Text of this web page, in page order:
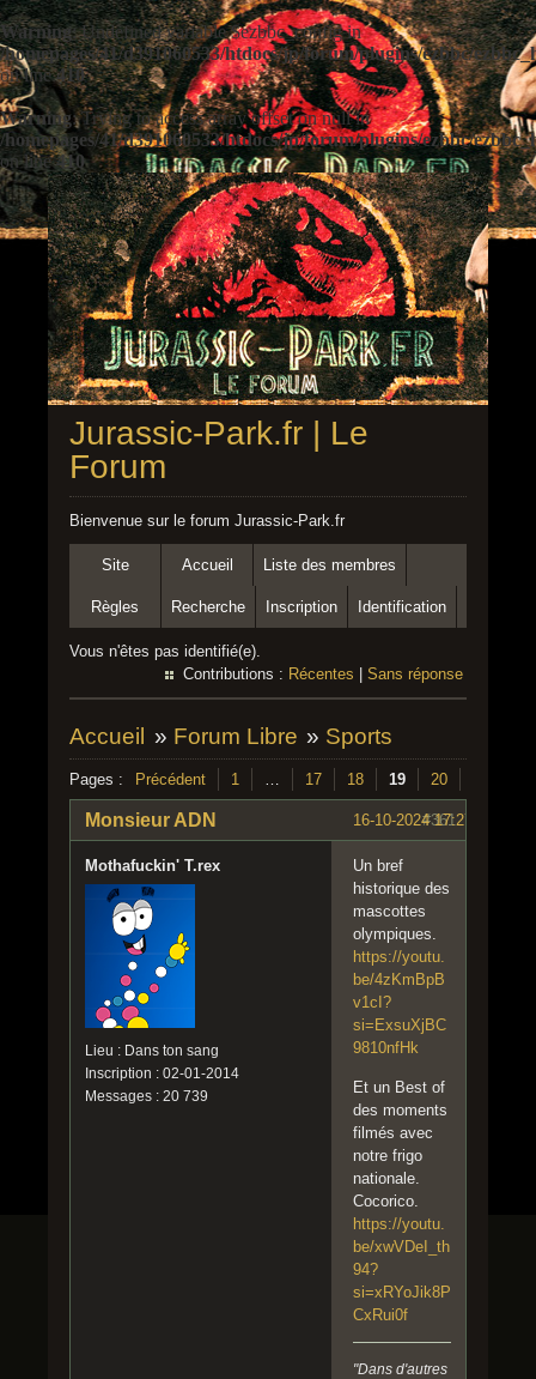
Warning: Undefined variable $ezbbc_config in
/homepages/41/d391060533/htdocs/jp/forum/plugins/ezbbc/
on line410
Warning: Trying to access array offset on null in
/homepages/41/d391060533/htdocs/jp/forum/plugins/ezbbc/
on line410
Jurassic-Park.fr | Le
Forum
Bienvenue sur le forum Jurassic-Park.fr
Site Accueil Liste des membres
Règles Recherche Inscription Identification
Vous n'êtes pas identifié(e).
Contributions : Récentes Sans réponse
Accueil » Forum Libre » Sports
Pages : Précédent 1 … 17 18 19 20
#361
16-10-2024 17:27:44
Monsieur ADN
Mothafuckin' T.rex
Lieu : Dans ton sang
Inscription : 02-01-2014
Messages : 20 739
Un bref
historique des
mascottes
olympiques.
https://youtu.
be/4zKmBpB
v1cI?
si=ExsuXjBC
9810nfHk
Et un Best of
des moments
filmés avec
notre frigo
nationale.
Cocorico.
https://youtu.
be/xwVDeI_th
94?
si=xRYoJik8P
CxRui0f
"Dans d'autres